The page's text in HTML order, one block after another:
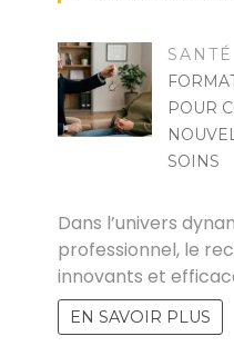
SANTÉ
POUR
SOINS
Dans l’univers
professionnel, le
innovants et
EN SAVOIR PLUS